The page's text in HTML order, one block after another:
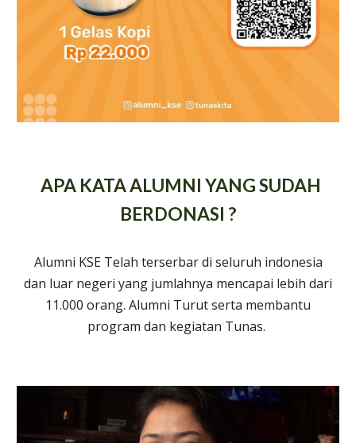
APA KATA ALUMNI YANG SUDAH
BERDONASI ?
Alumni KSE Telah terserbar di seluruh indonesia
dan luar negeri yang jumlahnya mencapai lebih dari
11.000 orang. Alumni Turut serta membantu
program dan kegiatan Tunas.